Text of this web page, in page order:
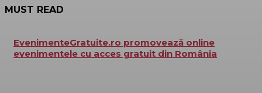
MUST READ
EvenimenteGratuite.ro promovează online
evenimentele cu acces gratuit din România